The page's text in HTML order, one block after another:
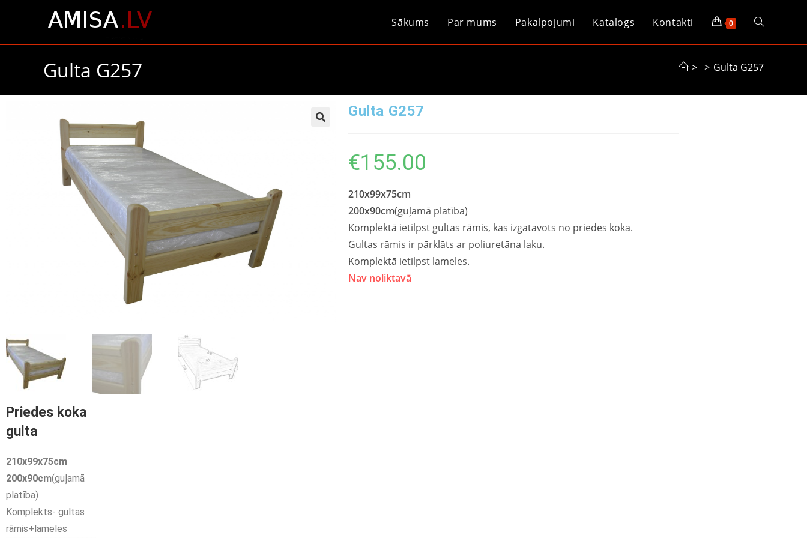
Sākums Par mums Pakalpojumi Katalogs Kontakti 0
Gulta G257 > > Gulta G257
Priedes koka
gulta
210x99x75cm
200x90cm(guļamā
platība)
Komplekts- gultas
rāmis+lameles
Gulta G257
€155.00
210x99x75cm
200x90cm(guļamā platība)
Komplektā ietilpst gultas rāmis, kas izgatavots no priedes koka.
Gultas rāmis ir pārklāts ar poliuretāna laku.
Komplektā ietilpst lameles.
Nav noliktavā